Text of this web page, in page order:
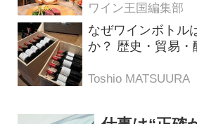
ワイン王国編集部
なぜワインボトル
か？ 歴史・貿易
Toshio MATSUURA